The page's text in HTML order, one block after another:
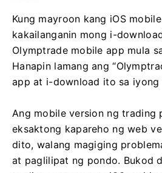
Kung mayroon kang iOS
kakailanganin mong i-
Olymptrade mobile app mula
Hanapin lamang ang
app at i-download ito sa iyong
Ang mobile version ng trading
eksaktong kapareho ng web
dito, walang magiging
at paglilipat ng pondo. Bukod